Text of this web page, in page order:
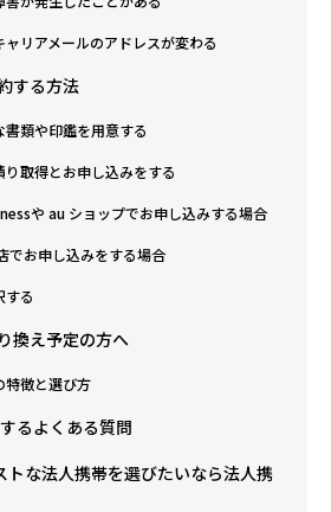
リアメールのアドレスが変わる
する方法
書類や印鑑を用意する
り取得とお申し込みをする
や au ショップでお申し込みする場合
でお申し込みをする場合
する
換え予定の方へ
特徴と選び方
るよくある質問
トな法人携帯を選びたいなら法人携